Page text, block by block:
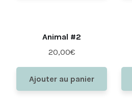
Animal #2
20,00€
Ajouter au panier